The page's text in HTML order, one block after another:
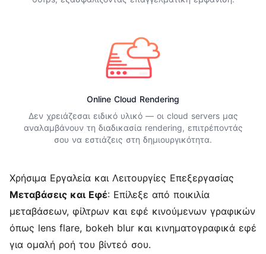
Online Cloud Rendering
Δεν χρειάζεσαι ειδικό υλικό — οι cloud servers μας
αναλαμβάνουν τη διαδικασία rendering, επιτρέποντάς
σου να εστιάζεις στη δημιουργικότητα.
Χρήσιμα Εργαλεία και Λειτουργίες Επεξεργασίας
Μεταβάσεις και Εφέ: Επίλεξε από ποικιλία
μεταβάσεων, φίλτρων και εφέ κινούμενων γραφικών
όπως lens flare, bokeh blur και κινηματογραφικά εφέ
για ομαλή ροή του βίντεό σου.